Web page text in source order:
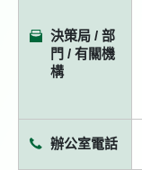
決策局 / 部
門 / 有關機
構
辦公室電話